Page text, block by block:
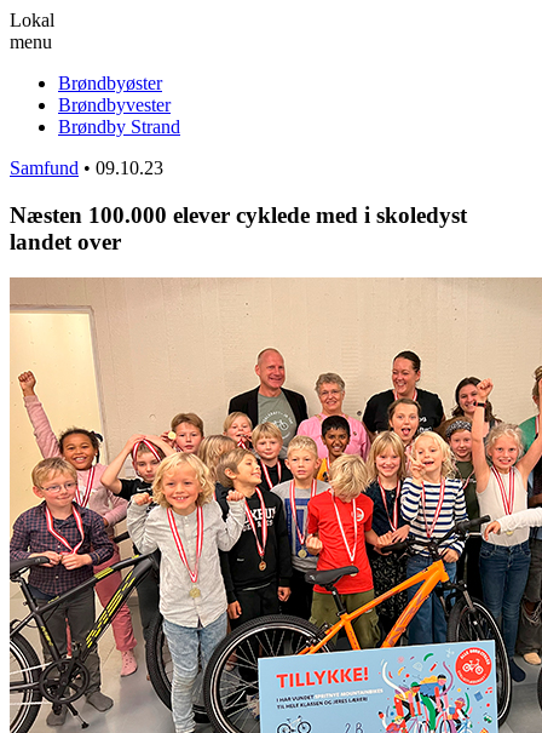
Lokal
menu
Brøndbyøster
Brøndbyvester
Brøndby Strand
Samfund • 09.10.23
Næsten 100.000 elever cyklede med i skoledyst
landet over